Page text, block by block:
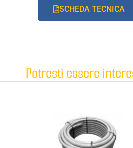
SCHEDA TECNICA
Potresti essere